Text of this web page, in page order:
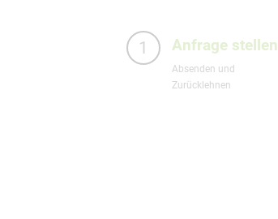
1 Anfrage stellen
Absenden und
Zurücklehnen